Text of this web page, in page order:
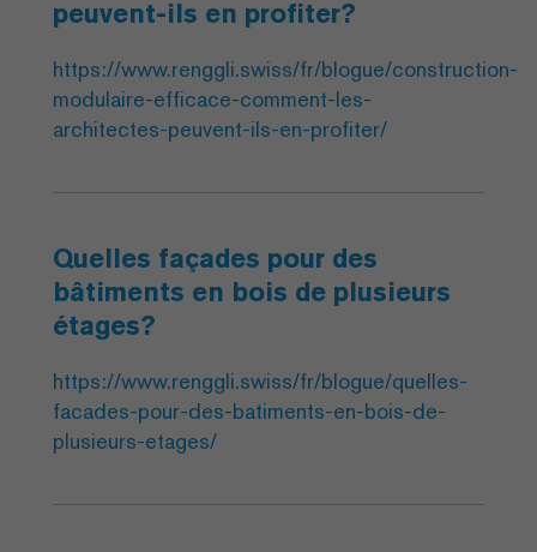
peuvent-ils en profiter?
https://www.renggli.swiss/fr/blogue/construction-
modulaire-efficace-comment-les-
architectes-peuvent-ils-en-profiter/
Quelles façades pour des
bâtiments en bois de plusieurs
étages?
https://www.renggli.swiss/fr/blogue/quelles-
facades-pour-des-batiments-en-bois-de-
plusieurs-etages/